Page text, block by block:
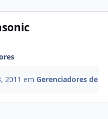
2011 emGerenciadores de